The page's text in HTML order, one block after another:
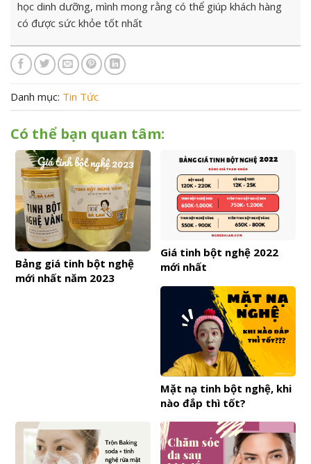
học dinh dưỡng, mình mong rằng có thể giúp khách hàng
có được sức khỏe tốt nhất
Danh mục: Tin Tức
Có thể bạn quan tâm:
Bảng giá tinh bột nghệ
mới nhất năm 2023
Giá tinh bột nghệ 2022
mới nhất
Mặt nạ tinh bột nghệ, khi
nào đắp thì tốt?